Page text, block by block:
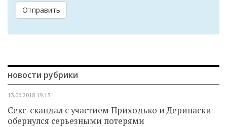
Отправить
новости рубрики
13.02.2018 19.15
Секс-скандал с участием Приходько и Дерипаски
обернулся серьезными потерями